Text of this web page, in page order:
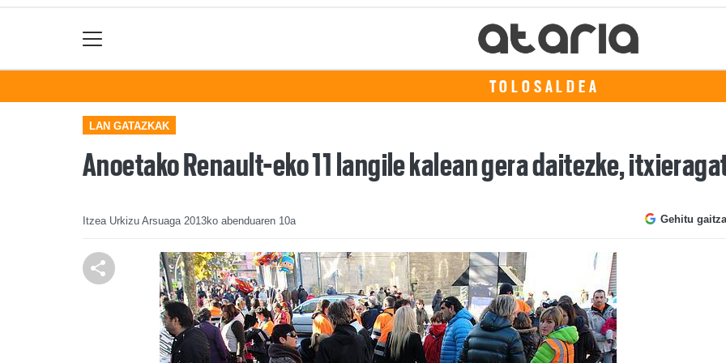
TOLOSALDEA
LAN GATAZKAK
Anoetako Renault-eko 11 langile kalean gera daitezke,
Itzea Urkizu Arsuaga 2013ko abenduaren 10a Gehitu